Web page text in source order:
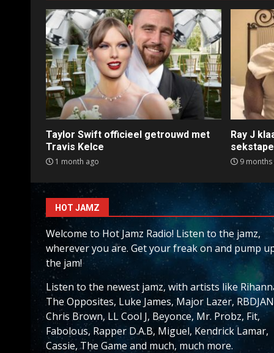
Taylor Swift officieel getrouwd met
Travis Kelce
1 month ago
Ray J
sekstape
9 months
HOT JAMZ
Welcome to Hot Jamz Radio! Listen to the jamz,
wherever you are. Get your freak on and pump
the jam!
Listen to the newest jamz, with artists like
The Opposites, Luke James, Major Lazer,
Chris Brown, LL Cool J, Beyonce, Mr. Probz, Fit,
Fabolous, Rapper D.A.B, Miguel, Kendrick Lamar,
Cassie, The Game and much, much more.